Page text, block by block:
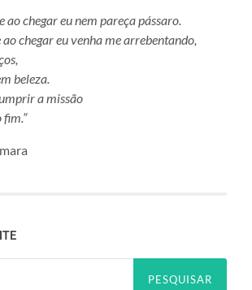
ao chegar eu nem pareça pássaro.
chegar eu venha me arrebentando,
beleza.
a missão